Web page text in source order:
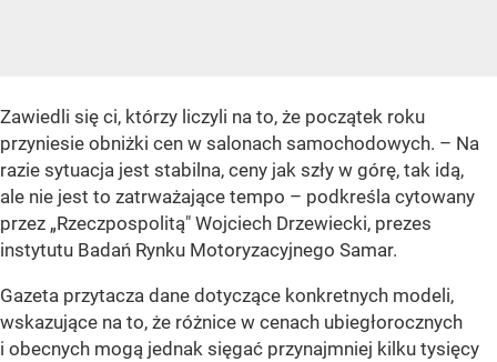
Zawiedli się ci, którzy liczyli na to, że początek roku
przyniesie obniżki cen w salonach samochodowych. – Na
razie sytuacja jest stabilna, ceny jak szły w górę, tak idą,
ale nie jest to zatrważające tempo – podkreśla cytowany
przez „Rzeczpospolitą" Wojciech Drzewiecki, prezes
instytutu Badań Rynku Motoryzacyjnego Samar.
Gazeta przytacza dane dotyczące konkretnych modeli,
wskazujące na to, że różnice w cenach ubiegłorocznych
i obecnych mogą jednak sięgać przynajmniej kilku tysięcy